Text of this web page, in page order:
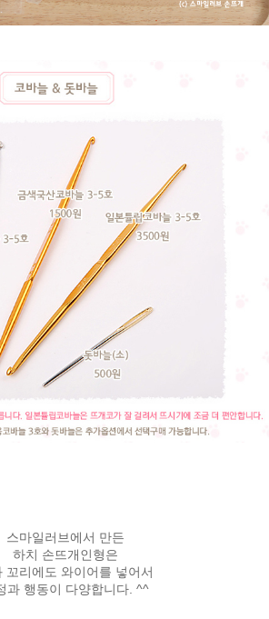
스마일러브에서 만든
하치 손뜨개인형은
꼬리에도 와이어를 넣어서
과 행동이 다양합니다. ^^